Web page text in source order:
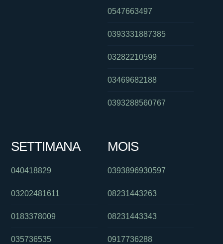
0547663497
0393331887385
03282210599
03469682188
0393288560767
SETTIMANA
040418829
03202481611
0183378009
035736535
MOIS
0393896930597
08231443263
08231443343
0917736288